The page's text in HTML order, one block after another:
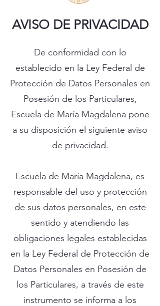
AVISO DE PRIVACIDAD
De conformidad con lo
establecido en la Ley Federal de
Protección de Datos Personales en
Posesión de los Particulares,
Escuela de María Magdalena pone
a su disposición el siguiente aviso
de privacidad.
Escuela de María Magdalena, es
responsable del uso y protección
de sus datos personales, en este
sentido y atendiendo las
obligaciones legales establecidas
en la Ley Federal de Protección de
Datos Personales en Posesión de
los Particulares, a través de este
instrumento se informa a los